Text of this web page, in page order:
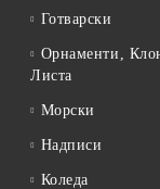
Готварски
Орнаменти,
Листа
Морски
Надписи
Коледа